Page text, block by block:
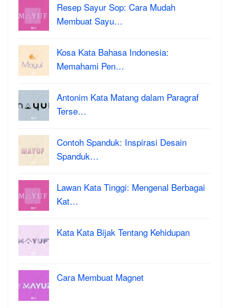
Resep Sayur Sop: Cara Mudah
Membuat Sayu…
Kosa Kata Bahasa Indonesia:
Memahami Pen…
Antonim Kata Matang dalam Paragraf
Terse…
Contoh Spanduk: Inspirasi Desain
Spanduk…
Lawan Kata Tinggi: Mengenal Berbagai
Kat…
Kata Kata Bijak Tentang Kehidupan
Cara Membuat Magnet